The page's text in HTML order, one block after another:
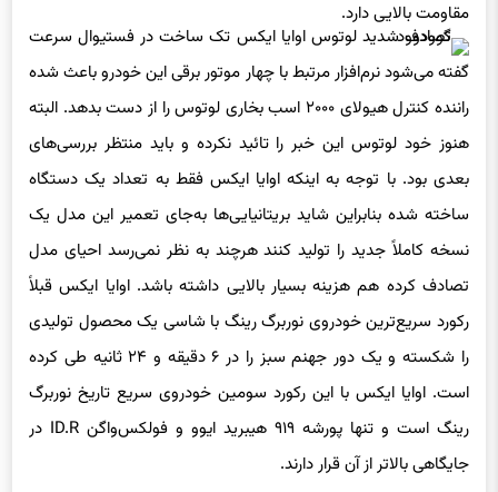
مقاومت بالایی دارد.
گفته می‌شود نرم‌افزار مرتبط با چهار موتور برقی این خودرو باعث شده
راننده کنترل هیولای ۲۰۰۰ اسب بخاری لوتوس را از دست بدهد. البته
هنوز خود لوتوس این خبر را تائید نکرده و باید منتظر بررسی‌های
بعدی بود. با توجه به اینکه اوایا ایکس فقط به تعداد یک دستگاه
ساخته شده بنابراین شاید بریتانیایی‌ها به‌جای تعمیر این مدل یک
نسخه کاملاً جدید را تولید کنند هرچند به نظر نمی‌رسد احیای مدل
تصادف کرده هم هزینه بسیار بالایی داشته باشد. اوایا ایکس قبلاً
رکورد سریع‌ترین خودروی نوربرگ رینگ با شاسی یک محصول تولیدی
را شکسته و یک دور جهنم سبز را در ۶ دقیقه و ۲۴ ثانیه طی کرده
است. اوایا ایکس با این رکورد سومین خودروی سریع تاریخ نوربرگ
رینگ است و تنها پورشه ۹۱۹ هیبرید ایوو و فولکس‌واگن ID.R در
جایگاهی بالاتر از آن قرار دارند.